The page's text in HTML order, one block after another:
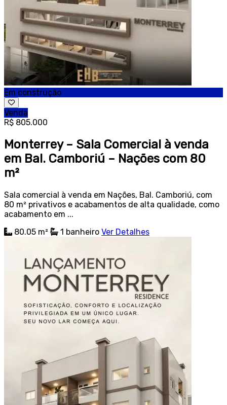
Em construção
Venda
R$ 805.000
Monterrey – Sala Comercial à venda
em Bal. Camboriú – Nações com 80
m²
Sala comercial à venda em Nações, Bal. Camboriú, com
80 m² privativos e acabamentos de alta qualidade, como
acabamento em ...
80.05 m²
1 banheiro Ver Detalhes